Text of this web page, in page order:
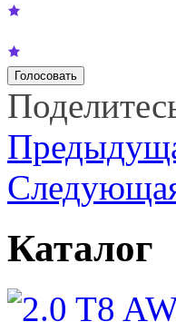
Каталог